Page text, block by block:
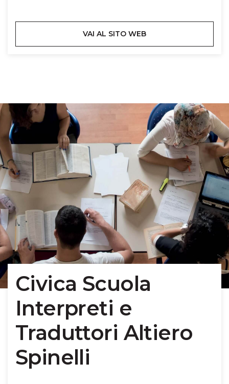
VAI AL SITO WEB
Civica Scuola
Interpreti e
Traduttori Altiero
Spinelli